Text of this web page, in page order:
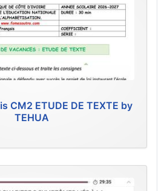
CM2 ETUDE DE TEXTE by
TEHUA